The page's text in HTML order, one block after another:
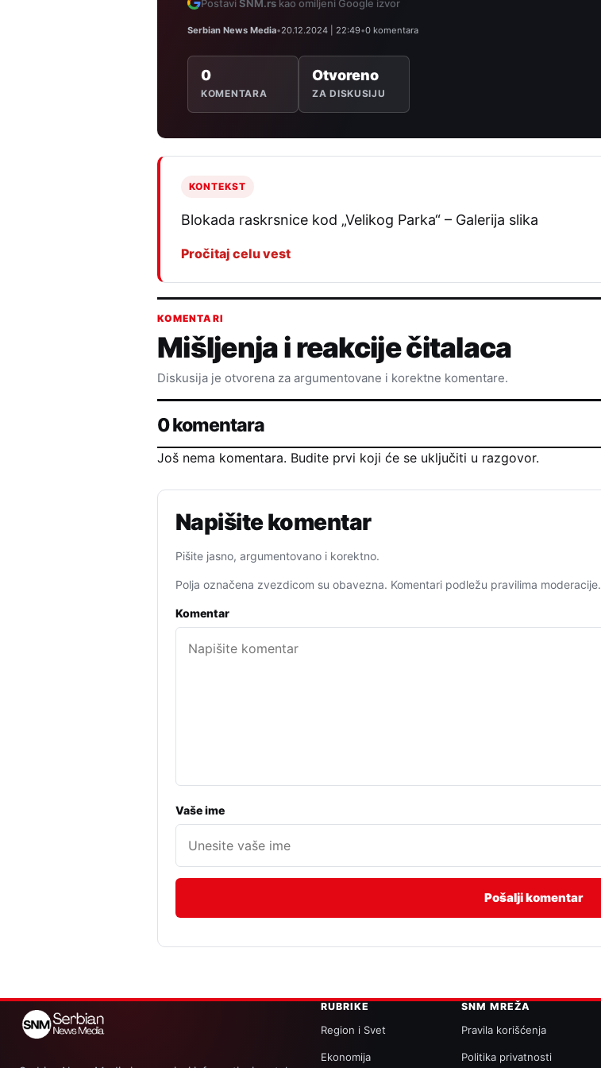
PostaviSNM.rs kao omiljeni Google izvor
Serbian News Media•20.12.2024 | 22:49•0 komentara
0
KOMENTARA
Otvoreno
ZA DISKUSIJU
KONTEKST
Blokada raskrsnice kod „Velikog Parka“ – Galerija slika
Pročitaj celu vest
KOMENTARI
Mišljenja i reakcije čitalaca
Diskusija je otvorena za argumentovane i korektne komentare.
0 komentara
Još nema komentara. Budite prvi koji će se uključiti u razgovor.
Napišite komentar
Pišite jasno, argumentovano i korektno.
Polja označena zvezdicom su obavezna. Komentari podležu pravilima moderacije.
Komentar
Vaše ime
RUBRIKE
Region i Svet
Ekonomija
SNM MREŽA
Pravila korišćenja
Politika privatnosti